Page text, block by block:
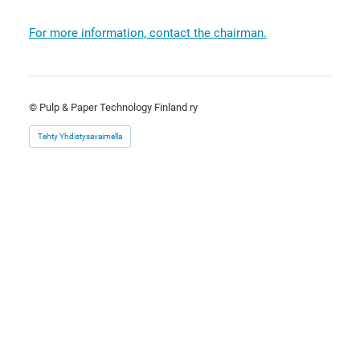
For more information, contact the chairman.
© Pulp & Paper Technology Finland ry
Tehty Yhdistysavaimella